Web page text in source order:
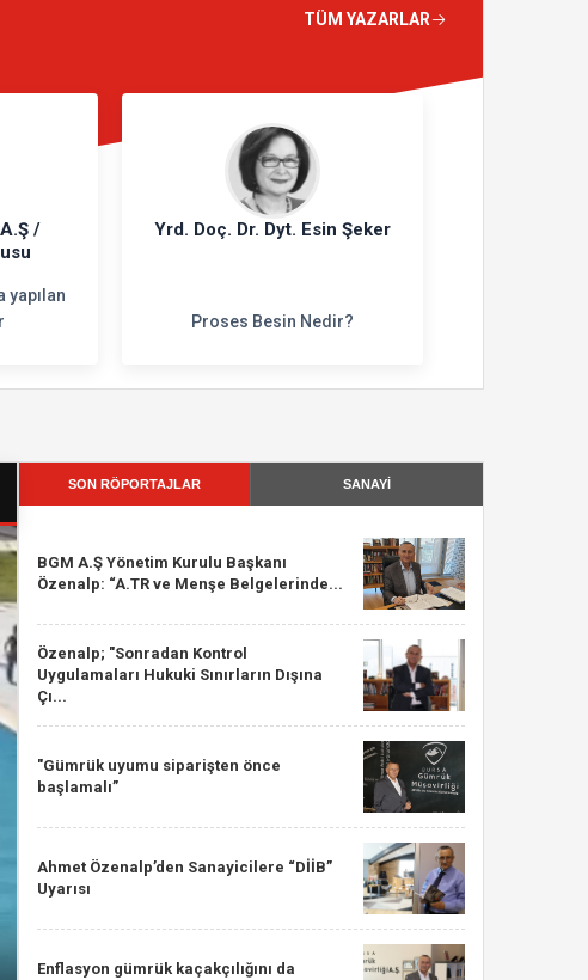
TÜM YAZARLAR
/
yapılan
Yrd. Doç. Dr. Dyt. Esin Şeker
Proses Besin Nedir?
SON RÖPORTAJLAR SANAYİ
BGM A.Ş Yönetim Kurulu Başkanı
Özenalp: “A.TR ve Menşe Belgelerinde...
Özenalp; "Sonradan Kontrol
Uygulamaları Hukuki Sınırların Dışına
Çı...
"Gümrük uyumu siparişten önce
başlamalı”
Ahmet Özenalp’den Sanayicilere “DİİB”
Uyarısı
Enflasyon gümrük kaçakçılığını da